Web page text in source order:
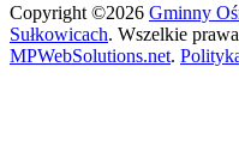
Copyright ©2026 Gminny
Sułkowicach. Wszelkie
MPWebSolutions.net.